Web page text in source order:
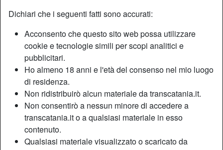
Dichiari che i seguenti fatti sono accurati:
Acconsento che questo sito web possa utilizzare
cookie e tecnologie simili per scopi analitici e
pubblicitari.
Ho almeno 18 anni e l'età del consenso nel mio luogo
di residenza.
Non ridistribuirò alcun materiale da transcatania.it.
Non consentirò a nessun minore di accedere a
transcatania.it o a qualsiasi materiale in esso
contenuto.
Qualsiasi materiale visualizzato o scaricato da